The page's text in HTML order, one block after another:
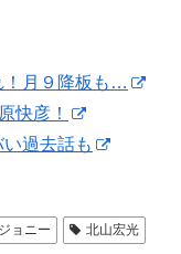
！月９降板も…
快彦！
過去話も
ジョニー
北山宏光